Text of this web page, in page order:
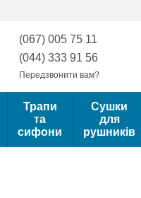
(067) 005 75 11
(044) 333 91 56
Передзвонити вам?
Трапи
та
сифони
Сушки
для
рушників